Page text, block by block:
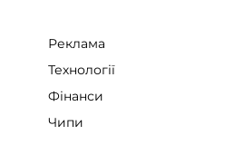
Реклама
Технології
Фінанси
Чипи